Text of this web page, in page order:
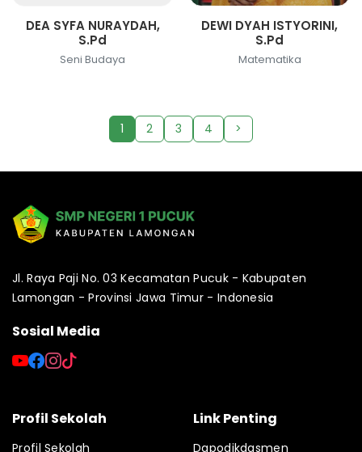
DEA SYFA NURAYDAH,
S.Pd
Seni Budaya
DEWI DYAH ISTYORINI,
S.Pd
Matematika
1 2 3 4 >
Jl. Raya Paji No. 03 Kecamatan Pucuk - Kabupaten
Lamongan - Provinsi Jawa Timur - Indonesia
Sosial Media
Profil Sekolah
Profil Sekolah
Link Penting
Dapodikdasmen